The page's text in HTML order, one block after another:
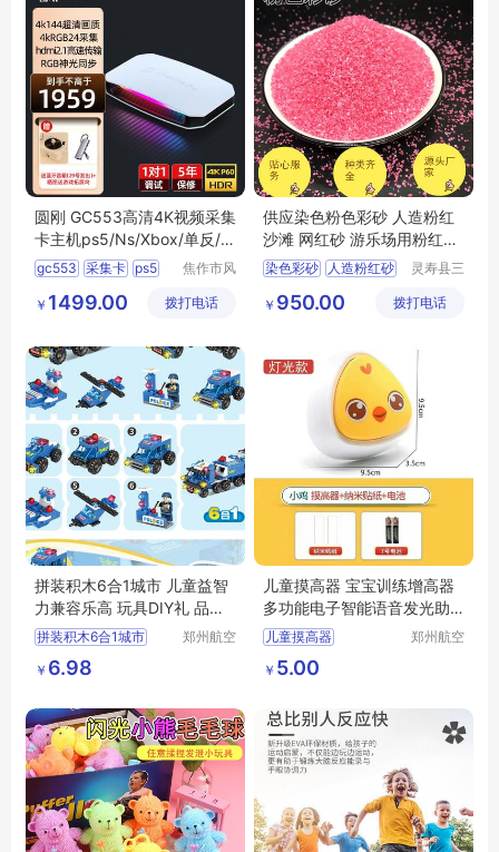
圆刚 GC553高清4K视频采集
卡主机ps5/Ns/Xbox/单反/摄
像机/游戏直播录制设备 GC5
53G2（旗舰机皇升级款GC5
53G2W)
gc553 采集卡 ps5
焦作市风
有限公司
￥ 1499.00 拨打电话
供应染色粉色彩砂 人造粉红
沙滩 网红砂 游乐场用粉红彩
砂10-20目
染色彩砂
人造粉红砂
粉色彩砂价格
灵寿县三
加工厂
￥ 950.00 拨打电话
拼装积木6合1城市 儿童益智
力兼容乐高 玩具DIY礼 品男
孩
拼装积木6合1城市
儿童益智力兼容乐高
玩具DIY礼
郑州航空
￥ 6.98
儿童摸高器 宝宝训练增高器
多功能电子智能语音发光助
高神器
儿童摸高器
宝宝训练增高器
郑州航空
￥ 5.00